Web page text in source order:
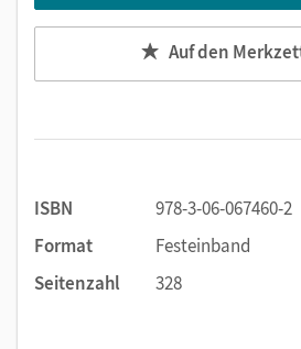
Auf den
ISBN
978-3-06-067460-2
Format
Festeinband
Seitenzahl
328